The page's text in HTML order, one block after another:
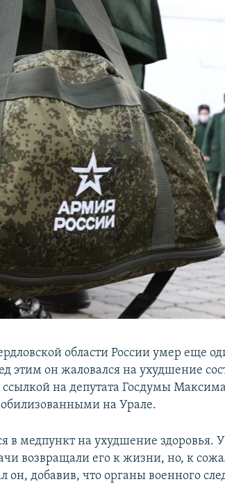
области России умер еще
этим он жаловался на ухудшение
ссылкой на депутата Госдумы
на Урале.
медпункт на ухудшение здоровья. У
возвращали его к жизни, но, к
он, добавив, что органы военного